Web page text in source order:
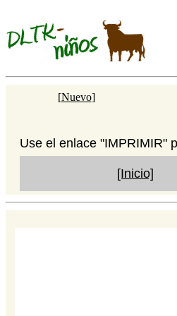
[Nuevo]
Use el enlace "IMPRIMIR"
[Inicio]